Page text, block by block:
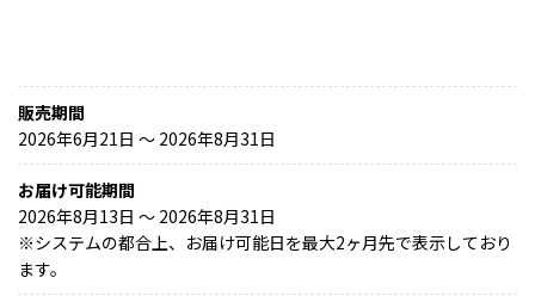
販売期間
2026年6月21日 〜 2026年8月31日
お届け可能期間
2026年8月13日 ～ 2026年8月31日
※システムの都合上、お届け可能日を最大2ヶ月先で表示しており
ます。